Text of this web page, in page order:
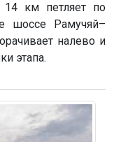
14 км петляет по
шоссе Рамучяй–
налево и
этапа.